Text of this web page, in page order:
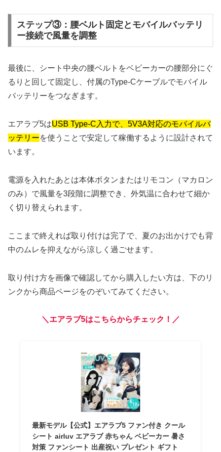
ステップ③：腰ベルト固定とモバイルバッテリ
ー接続で風量を調整
最後に、シート中央の腰ベルトをベビーカーの腰部分にぐ
るりと回して固定し、付属のType-Cケーブルでモバイル
バッテリーをつなぎます。
エアラブ5はUSB Type-C入力で、5V3A対応のモバイルバ
ッテリーを使うことで安定して稼働するように設計されて
います。
電源を入れたあとは本体ボタンまたはリモコン（マカロン
のみ）で風量を3段階に調整でき、外気温に合わせて細か
く切り替えられます。
ここまで終えれば取り付けは完了で、夏のお出かけでも背
中のムレを抑えながら涼しく過ごせます。
取り付け方を画像で確認してから購入したい方は、下のリ
ンクから商品ページをのぞいてみてください。
＼エアラブ5はこちらからチェック！／
最新モデル【公式】エアラブ5 ファン付き クール
シート airluv エアラブ 赤ちゃん ベビーカー 暑さ
対策 ファンシート 出産祝い プレゼント ギフト